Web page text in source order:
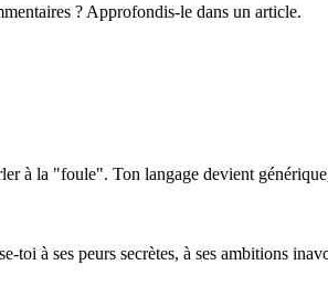
? Approfondis-le dans un article.
à la "foule". Ton langage devient
à ses peurs secrètes, à ses ambitions